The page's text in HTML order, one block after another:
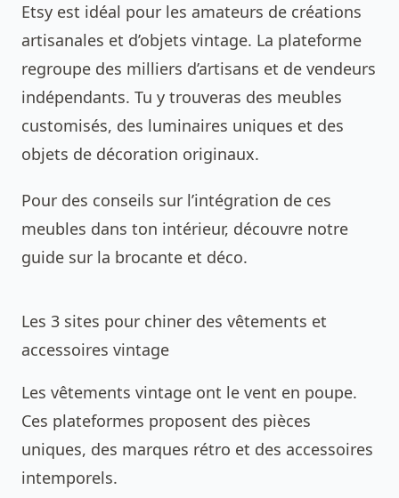
Etsy est idéal pour les amateurs de créations
artisanales et d’objets vintage. La plateforme
regroupe des milliers d’artisans et de vendeurs
indépendants. Tu y trouveras des meubles
customisés, des luminaires uniques et des
objets de décoration originaux.
Pour des conseils sur l’intégration de ces
meubles dans ton intérieur, découvre notre
guide sur la brocante et déco.
Les 3 sites pour chiner des vêtements et
accessoires vintage
Les vêtements vintage ont le vent en poupe.
Ces plateformes proposent des pièces
uniques, des marques rétro et des accessoires
intemporels.